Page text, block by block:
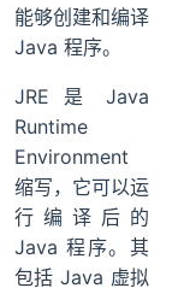
能够创建和编译
Java 程序。
JRE 是 Java
Runtime
Environment
缩写，它可以运
行编译后的
Java 程序。其
包括 Java 虚拟